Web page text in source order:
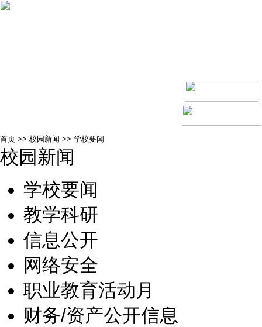
首页 >> 校园新闻 >> 学校要闻
校园新闻
学校要闻
教学科研
信息公开
网络安全
职业教育活动月
财务/资产公开信息